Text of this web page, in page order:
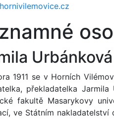
Urbánková
1911 se v Horních
překladatelka
fakultě Masarykovy
ve Státním nakladatelství